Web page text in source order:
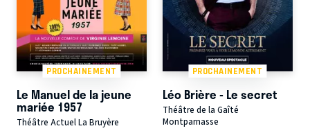
PROCHAINEMENT
Le Manuel de la jeune
mariée 1957
Théâtre Actuel La Bruyère
PROCHAINEMENT
Léo Brière - Le secret
Théâtre de la Gaîté
Montparnasse